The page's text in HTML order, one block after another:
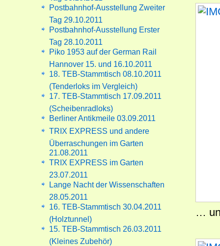
…
Postbahnhof-Ausstellung Zweiter
Tag 29.10.2011
Postbahnhof-Ausstellung Erster
Tag 28.10.2011
Piko 1953 auf der German Rail
Hannover 15. und 16.10.2011
18. TEB-Stammtisch 08.10.2011
(Tenderloks im Vergleich)
17. TEB-Stammtisch 17.09.2011
(Scheibenradloks)
Berliner Antikmeile 03.09.2011
TRIX EXPRESS und andere
Überraschungen im Garten
21.08.2011
TRIX EXPRESS im Garten
23.07.2011
Lange Nacht der Wissenschaften
28.05.2011
16. TEB-Stammtisch 30.04.2011
(Holztunnel)
15. TEB-Stammtisch 26.03.2011
(Kleines Zubehör)